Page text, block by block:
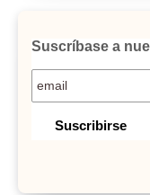
Suscríbase a